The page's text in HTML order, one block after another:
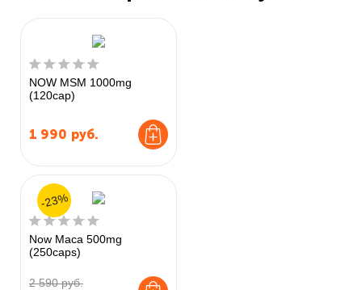
NOW MSM 1000mg
(120cap)
1 990 руб.
Now Maca 500mg
(250caps)
2 590 руб.
-23%